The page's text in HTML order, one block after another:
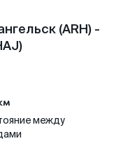
(ARH) -
между